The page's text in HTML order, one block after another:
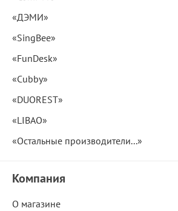
«ДЭМИ»
«SingBee»
«FunDesk»
«Cubby»
«DUOREST»
«LIBAO»
«Остальные производители...»
Компания
О магазине